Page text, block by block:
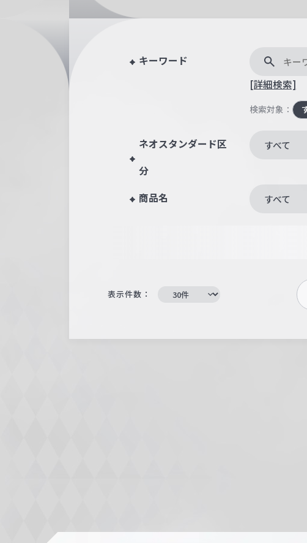
キーワード
[詳細検索]
検索対象：
ネオスタンダード区
分
すべて
商品名 すべて
表示件数：